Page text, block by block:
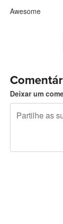
Awesome
Deixar um